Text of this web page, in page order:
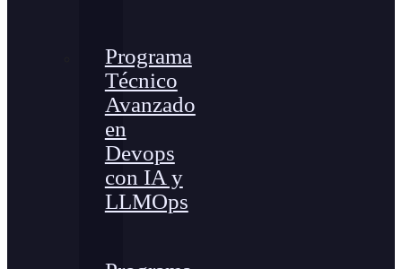
Programa
Técnico
Avanzado
en
Devops
con IA y
LLMOps